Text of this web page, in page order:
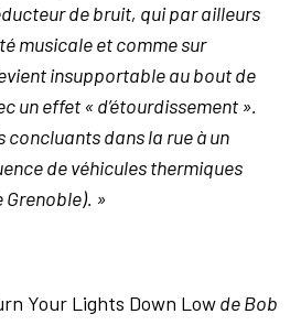
de bruit, qui par ailleurs
musicale et comme sur
insupportable au bout de
un effet « d’étourdissement ».
concluants dans la rue à un
de véhicules thermiques
Grenoble). »
Your Lights Down Lowde Bob